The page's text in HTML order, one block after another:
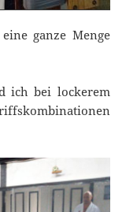
ganze Menge
ich bei lockerem